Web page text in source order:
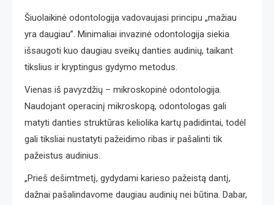
Šiuolaikinė odontologija vadovaujasi principu „mažiau
yra daugiau”. Minimaliai invazinė odontologija siekia
išsaugoti kuo daugiau sveikų danties audinių, taikant
tikslius ir kryptingus gydymo metodus.
Vienas iš pavyzdžių – mikroskopinė odontologija.
Naudojant operacinį mikroskopą, odontologas gali
matyti danties struktūras keliolika kartų padidintai, todėl
gali tiksliai nustatyti pažeidimo ribas ir pašalinti tik
pažeistus audinius.
„Prieš dešimtmetį, gydydami karieso pažeistą dantį,
dažnai pašalindavome daugiau audinių nei būtina. Dabar,